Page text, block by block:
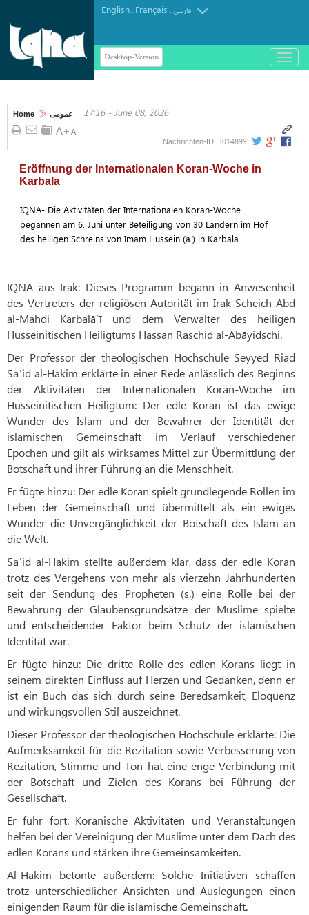
English. Français.فارسی
Desktop-Version
باز
و
کردن
Home عمومی 17:16 - June 08, 2026
Nachrichten-ID: 3014899
Eröffnung der Internationalen Koran-Woche in
Karbala
IQNA- Die Aktivitäten der Internationalen Koran-Woche
begannen am 6. Juni unter Beteiligung von 30 Ländern im Hof
des heiligen Schreins von Imam Hussein (a.) in Karbala.
IQNA aus Irak: Dieses Programm begann in Anwesenheit
des Vertreters der religiösen Autorität im Irak Scheich Abd
al-Mahdi Karbalāʾī und dem Verwalter des heiligen
Husseinitischen Heiligtums Hassan Raschid al-Abāyidschi.
Der Professor der theologischen Hochschule Seyyed Riad
Saʿid al-Hakim erklärte in einer Rede anlässlich des Beginns
der Aktivitäten der Internationalen Koran-Woche im
Husseinitischen Heiligtum: Der edle Koran ist das ewige
Wunder des Islam und der Bewahrer der Identität der
islamischen Gemeinschaft im Verlauf verschiedener
Epochen und gilt als wirksames Mittel zur Übermittlung der
Botschaft und ihrer Führung an die Menschheit.
Er fügte hinzu: Der edle Koran spielt grundlegende Rollen im
Leben der Gemeinschaft und übermittelt als ein ewiges
Wunder die Unvergänglichkeit der Botschaft des Islam an
die Welt.
Saʿid al-Hakim stellte außerdem klar, dass der edle Koran
trotz des Vergehens von mehr als vierzehn Jahrhunderten
seit der Sendung des Propheten (s.) eine Rolle bei der
Bewahrung der Glaubensgrundsätze der Muslime spielte
und entscheidender Faktor beim Schutz der islamischen
Identität war.
Er fügte hinzu: Die dritte Rolle des edlen Korans liegt in
seinem direkten Einfluss auf Herzen und Gedanken, denn er
ist ein Buch das sich durch seine Beredsamkeit, Eloquenz
und wirkungsvollen Stil auszeichnet.
Dieser Professor der theologischen Hochschule erklärte: Die
Aufmerksamkeit für die Rezitation sowie Verbesserung von
Rezitation, Stimme und Ton hat eine enge Verbindung mit
der Botschaft und Zielen des Korans bei Führung der
Gesellschaft.
Er fuhr fort: Koranische Aktivitäten und Veranstaltungen
helfen bei der Vereinigung der Muslime unter dem Dach des
edlen Korans und stärken ihre Gemeinsamkeiten.
Al-Hakim betonte außerdem: Solche Initiativen schaffen
trotz unterschiedlicher Ansichten und Auslegungen einen
einigenden Raum für die islamische Gemeinschaft.